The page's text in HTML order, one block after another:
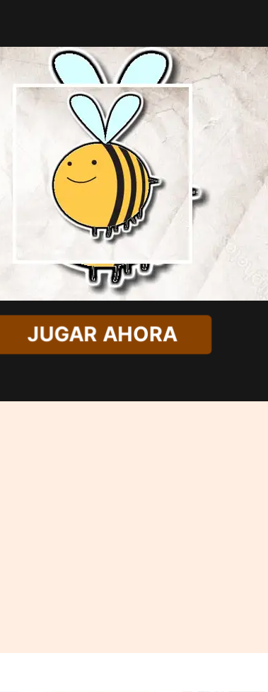
JUGAR AHORA